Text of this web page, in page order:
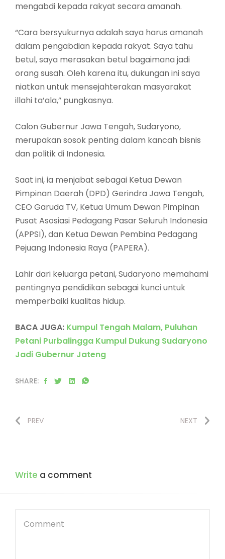
mengabdi kepada rakyat secara amanah.
“Cara bersyukurnya adalah saya harus amanah
dalam pengabdian kepada rakyat. Saya tahu
betul, saya merasakan betul bagaimana jadi
orang susah. Oleh karena itu, dukungan ini saya
niatkan untuk mensejahterakan masyarakat
illahi ta’ala,” pungkasnya.
Calon Gubernur Jawa Tengah, Sudaryono,
merupakan sosok penting dalam kancah bisnis
dan politik di Indonesia.
Saat ini, ia menjabat sebagai Ketua Dewan
Pimpinan Daerah (DPD) Gerindra Jawa Tengah,
CEO Garuda TV, Ketua Umum Dewan Pimpinan
Pusat Asosiasi Pedagang Pasar Seluruh Indonesia
(APPSI), dan Ketua Dewan Pembina Pedagang
Pejuang Indonesia Raya (PAPERA).
Lahir dari keluarga petani, Sudaryono memahami
pentingnya pendidikan sebagai kunci untuk
memperbaiki kualitas hidup.
BACA JUGA: Kumpul Tengah Malam, Puluhan
Petani Purbalingga Kumpul Dukung Sudaryono
Jadi Gubernur Jateng
SHARE:
PREV NEXT
Write a comment